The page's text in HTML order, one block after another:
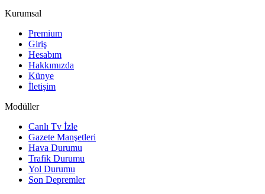
Kurumsal
Premium
Giriş
Hesabım
Hakkımızda
Künye
İletişim
Modüller
Canlı Tv İzle
Gazete Manşetleri
Hava Durumu
Trafik Durumu
Yol Durumu
Son Depremler